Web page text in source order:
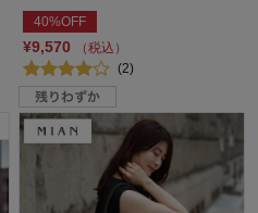
40%OFF
¥9,570
（税込）
(2)